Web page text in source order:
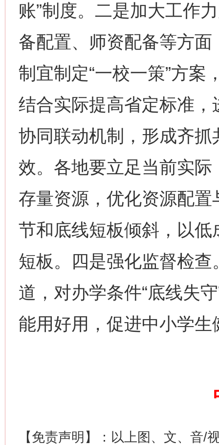
账”制度。二是加大工作
备配置、师资配备等方
制宜制定“一校一策”方案
结合实际提高省定标准
协同联动机制，形成齐
效。各地要立足当前实
存量资源，优化资源配
节和底线短板倾斜，以
短板。四是强化监督检
道，对办学条件“底线失
能用好用，促进中小学
【免责声明】：以上图、文、音/